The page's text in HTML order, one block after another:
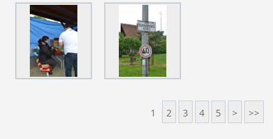
1 2 3 4 5 > >>